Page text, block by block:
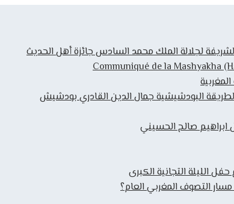
لجلالة الملك محمد السادس جائزة أهل الحديث
Communiqué de la Mashyakha
البودشيشية جمال الدين القادري بودشيش
ابراهيم صالح الحسيني
الليلة التجانية الكبرى
التصوف المغربي العام؟